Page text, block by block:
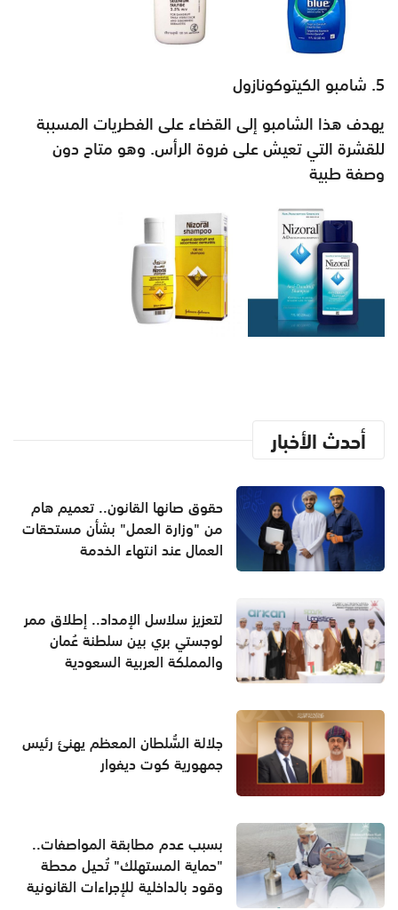
يهدف هذا الشامبو إلى القضاء على الفطريات المسببة
للقشرة التي تعيش على فروة الرأس. وهو متاح دون
وصفة طبية‎‎
أحدث الأخبار
حقوق صانها القانون.. تعميم هام
من "وزارة العمل" بشأن مستحقات
العمال عند انتهاء الخدمة
لتعزيز سلاسل الإمداد.. إطلاق ممر
لوجستي بري بين سلطنة عُمان
والمملكة العربية السعودية
جلالة السُّلطان المعظم يهنئ رئيس
جمهورية كوت ديفوار
بسبب عدم مطابقة المواصفات..
"حماية المستهلك" تُحيل محطة
وقود بالداخلية للإجراءات القانونية